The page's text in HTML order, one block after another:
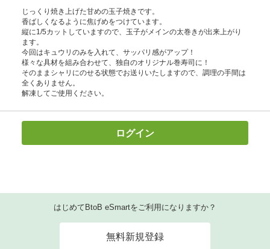
じっくり焼き上げた甘めの玉子焼きです。
香ばしくなるように焦げめをつけています。
縦に1/5カットしていますので、玉子がメインの太巻きが出来上がり
ます。
今回はキュウリのみを入れて、サッパリ感がアップ！
様々な具材を組み合わせて、独自のオリジナル巻寿司に！
そのままシャリにのせる状態でお送りいたしますので、調理の手間は
全くありません。
解凍してご使用ください。
ログイン
はじめてBtoB eSmartをご利用になりますか？
無料新規登録